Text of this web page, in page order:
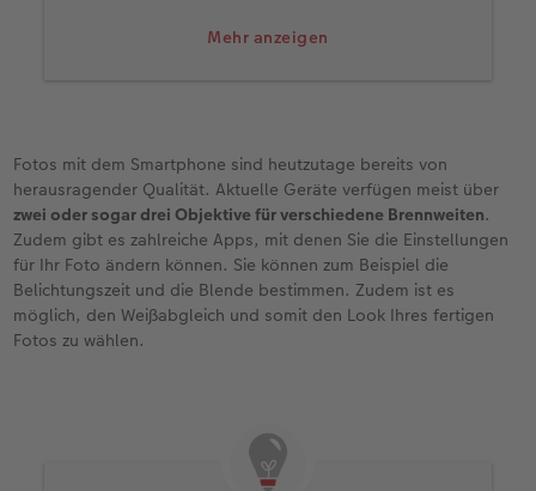
Mehr anzeigen
Sekunden für die gewählte Kombination aus
Fotos mit dem Smartphone sind heutzutage bereits von
herausragender Qualität. Aktuelle Geräte verfügen meist über
zwei oder sogar drei Objektive für verschiedene Brennweiten.
Zudem gibt es zahlreiche Apps, mit denen Sie die Einstellungen
für Ihr Foto ändern können. Sie können zum Beispiel die
Belichtungszeit und die Blende bestimmen. Zudem ist es
möglich, den Weißabgleich und somit den Look Ihres fertigen
Fotos zu wählen.